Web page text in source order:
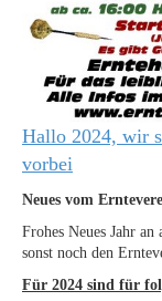
Hallo 2024, wir
vorbei
Neues vom
Frohes Neues Jahr
sonst noch den
Für 2024 sind für